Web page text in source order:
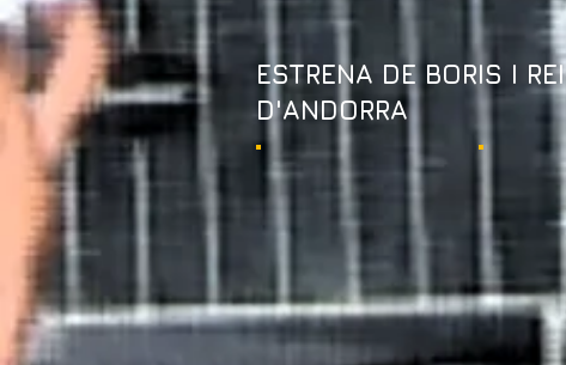
ESTRENA DE BORIS I REI
D'ANDORRA